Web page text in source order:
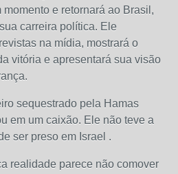
e retornará ao Brasil,
carreira política. Ele
na mídia, mostrará o
vitória e apresentará sua visão
sequestrado pela Hamas
em um caixão. Ele não teve a
ser preso em Israel .
realidade parece não comover